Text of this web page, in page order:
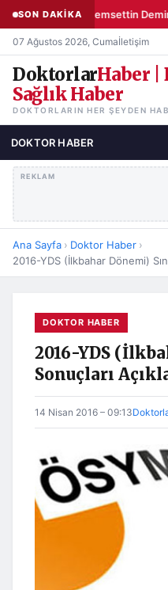
SON DAKİKA Şemsettin
07 Ağustos 2026, Cumaİletişim
DoktorlarHaber |
Sağlık Haber
DOKTORLARIN HER ŞEYDEN
DOKTOR HABER
REKLAM
Ana Sayfa › Doktor Haber ›
2016-YDS (İlkbahar Dönemi)
DOKTOR HABER
2016-YDS
Sonuçları
14 Nisan 2016 – 09:13